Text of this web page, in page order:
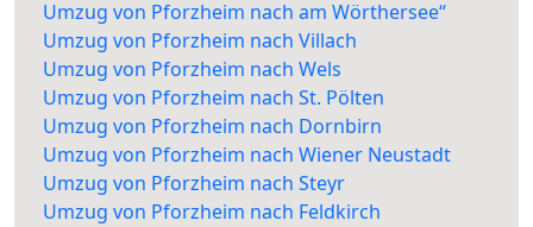
Umzug von Pforzheim nach am Wörthersee“
Umzug von Pforzheim nach Villach
Umzug von Pforzheim nach Wels
Umzug von Pforzheim nach St. Pölten
Umzug von Pforzheim nach Dornbirn
Umzug von Pforzheim nach Wiener Neustadt
Umzug von Pforzheim nach Steyr
Umzug von Pforzheim nach Feldkirch